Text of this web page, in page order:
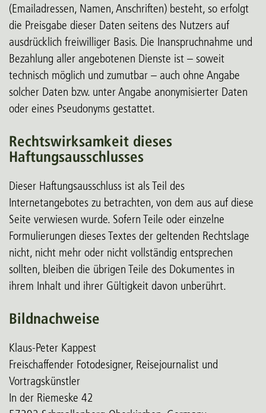
(Emailadressen, Namen, Anschriften) besteht, so erfolgt
die Preisgabe dieser Daten seitens des Nutzers auf
ausdrücklich freiwilliger Basis. Die Inanspruchnahme und
Bezahlung aller angebotenen Dienste ist – soweit
technisch möglich und zumutbar – auch ohne Angabe
solcher Daten bzw. unter Angabe anonymisierter Daten
oder eines Pseudonyms gestattet.
Rechtswirksamkeit dieses
Haftungsausschlusses
Dieser Haftungsausschluss ist als Teil des
Internetangebotes zu betrachten, von dem aus auf diese
Seite verwiesen wurde. Sofern Teile oder einzelne
Formulierungen dieses Textes der geltenden Rechtslage
nicht, nicht mehr oder nicht vollständig entsprechen
sollten, bleiben die übrigen Teile des Dokumentes in
ihrem Inhalt und ihrer Gültigkeit davon unberührt.
Bildnachweise
Klaus-Peter Kappest
Freischaffender Fotodesigner, Reisejournalist und
Vortragskünstler
In der Riemeske 42